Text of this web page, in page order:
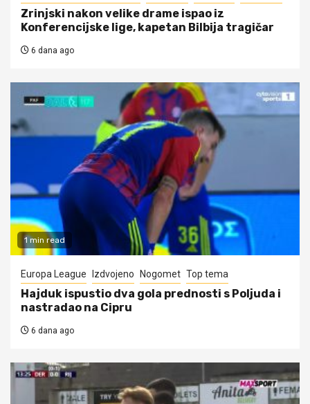
Zrinjski nakon velike drame ispao iz
Konferencijske lige, kapetan Bilbija tragičar
6 dana ago
1 min read
Europa League Izdvojeno Nogomet Top tema
Hajduk ispustio dva gola prednosti s Poljuda i
nastradao na Cipru
6 dana ago